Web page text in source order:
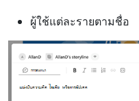
ผู้ใช้แต่ละรายตามชื่อ